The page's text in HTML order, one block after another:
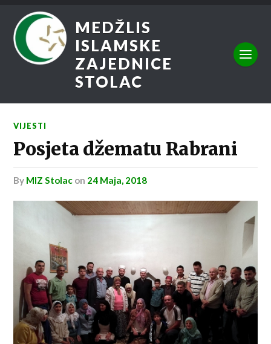
MEDŽLIS
ISLAMSKE
ZAJEDNICE
STOLAC
VIJESTI
Posjeta džematu Rabrani
by MIZ Stolac on 24 Maja, 2018